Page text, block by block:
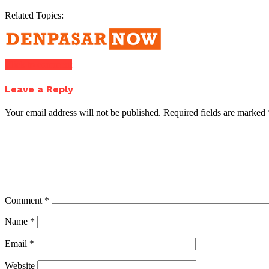
Related Topics:
Leave a Reply
Your email address will not be published. Required fields are marked
Comment *
Name *
Email *
Website